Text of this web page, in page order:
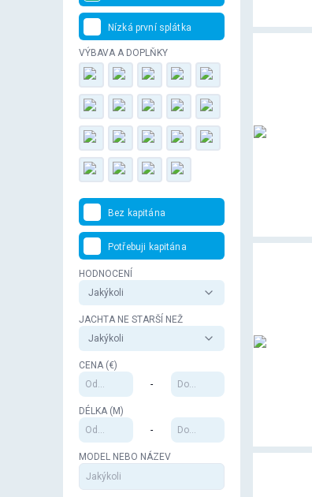
Nízká první splátka
VÝBAVA A DOPLŇKY
Bez kapitána
Potřebuji kapitána
HODNOCENÍ
Jakýkoli
JACHTA NE STARŠÍ NEŽ
Jakýkoli
CENA (€)
-
DÉLKA (M)
-
MODEL NEBO NÁZEV